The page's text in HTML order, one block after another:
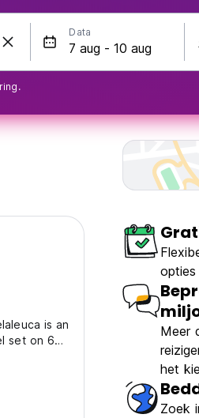
Data
is an
set on 6
road to
opties
Meer
het
Zoek